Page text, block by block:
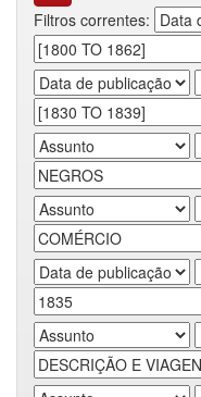
Filtros correntes: